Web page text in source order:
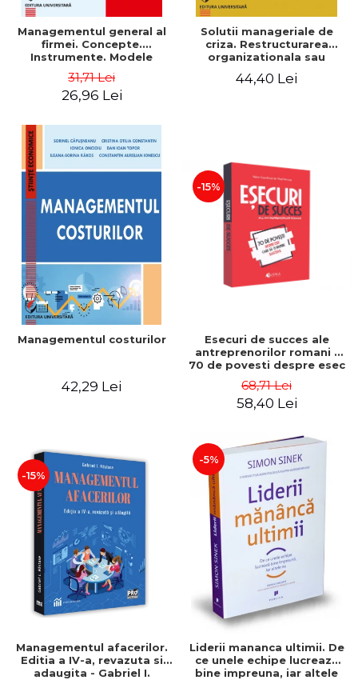
Managementul general al
firmei. Concepte.
Instrumente. Modele
31,71 Lei
26,96 Lei
Solutii manageriale de
criza. Restructurarea
organizationala sau
44,40 Lei
Managementul costurilor
42,29 Lei
-15%
Esecuri de succes ale
antreprenorilor romani -
70 de povesti despre esec
68,71 Lei
58,40 Lei
-15%
Managementul afacerilor.
Editia a IV-a, revazuta si
adaugita - Gabriel I.
-5%
Liderii mananca ultimii. De
ce unele echipe lucreaza
bine impreuna, iar altele